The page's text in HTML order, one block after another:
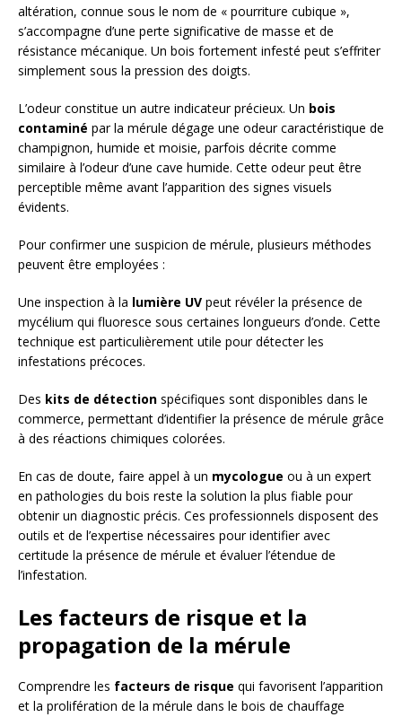
altération, connue sous le nom de « pourriture cubique »,
s’accompagne d’une perte significative de masse et de
résistance mécanique. Un bois fortement infesté peut s’effriter
simplement sous la pression des doigts.
L’odeur constitue un autre indicateur précieux. Un bois
contaminé par la mérule dégage une odeur caractéristique de
champignon, humide et moisie, parfois décrite comme
similaire à l’odeur d’une cave humide. Cette odeur peut être
perceptible même avant l’apparition des signes visuels
évidents.
Pour confirmer une suspicion de mérule, plusieurs méthodes
peuvent être employées :
Une inspection à la lumière UV peut révéler la présence de
mycélium qui fluoresce sous certaines longueurs d’onde. Cette
technique est particulièrement utile pour détecter les
infestations précoces.
Des kits de détection spécifiques sont disponibles dans le
commerce, permettant d’identifier la présence de mérule grâce
à des réactions chimiques colorées.
En cas de doute, faire appel à un mycologue ou à un expert
en pathologies du bois reste la solution la plus fiable pour
obtenir un diagnostic précis. Ces professionnels disposent des
outils et de l’expertise nécessaires pour identifier avec
certitude la présence de mérule et évaluer l’étendue de
l’infestation.
Les facteurs de risque et la
propagation de la mérule
Comprendre les facteurs de risque qui favorisent l’apparition
et la prolifération de la mérule dans le bois de chauffage